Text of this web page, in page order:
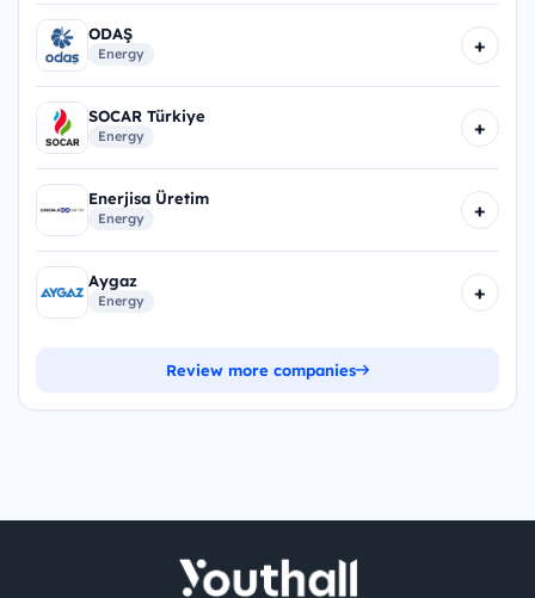
ODAŞ
Energy +
SOCAR Türkiye
Energy +
Enerjisa Üretim
Energy +
Aygaz
Energy +
Review more companies